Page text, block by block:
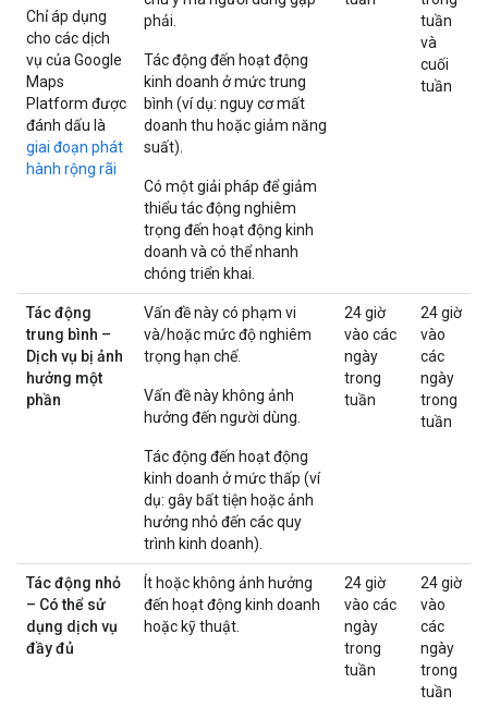
Chỉ áp dụng
cho các dịch
vụ của Google
Maps
Platform được
đánh dấu là
giai đoạn phát
hành rộng rãi
phải.
Tác động đến hoạt động
kinh doanh ở mức trung
bình (ví dụ: nguy cơ mất
doanh thu hoặc giảm năng
suất).
Có một giải pháp để giảm
thiểu tác động nghiêm
trọng đến hoạt động kinh
doanh và có thể nhanh
chóng triển khai.
tuần
và
cuối
tuần
Tác động
trung bình –
Dịch vụ bị ảnh
hưởng một
phần
Vấn đề này có phạm vi
và/hoặc mức độ nghiêm
trọng hạn chế.
Vấn đề này không ảnh
hưởng đến người dùng.
Tác động đến hoạt động
kinh doanh ở mức thấp (ví
dụ: gây bất tiện hoặc ảnh
hưởng nhỏ đến các quy
trình kinh doanh).
24 giờ
vào các
ngày
trong
tuần
24 giờ
vào
các
ngày
trong
tuần
Tác động nhỏ
– Có thể sử
dụng dịch vụ
đầy đủ
Ít hoặc không ảnh hưởng
đến hoạt động kinh doanh
hoặc kỹ thuật.
24 giờ
vào các
ngày
trong
tuần
24 giờ
vào
các
ngày
trong
tuần